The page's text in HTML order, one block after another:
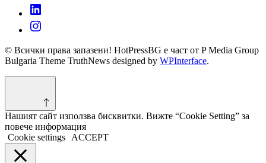
© Всички права запазени! HotPressBG е част от P Media Group
Bulgaria Theme TruthNews designed by WPInterface.
Нашият сайт използва бисквитки. Вижте “Cookie Setting” за
повече информация
Cookie settings
ACCEPT